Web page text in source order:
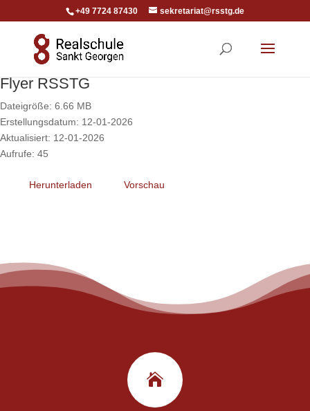
+49 7724 87430 sekretariat@rsstg.de
Flyer RSSTG
Dateigröße: 6.66 MB
Erstellungsdatum: 12-01-2026
Aktualisiert: 12-01-2026
Aufrufe: 45
Herunterladen Vorschau
